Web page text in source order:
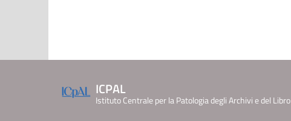
ICPAL
Istituto Centrale per la Patologia degli Archivi e del Libro